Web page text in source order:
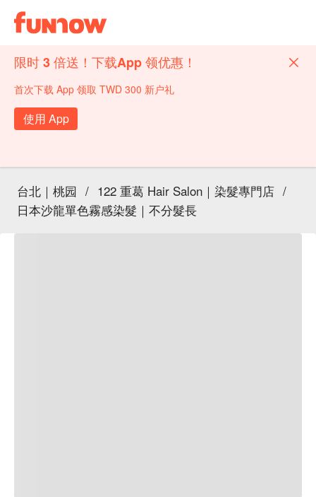
限时 3 倍送！下载App 领优惠！
首次下载 App 领取 TWD 300 新户礼
使用 App
台北｜桃园 / 122 重葛 Hair Salon｜染髮專門店 /
日本沙龍單色霧感染髮｜不分髮長